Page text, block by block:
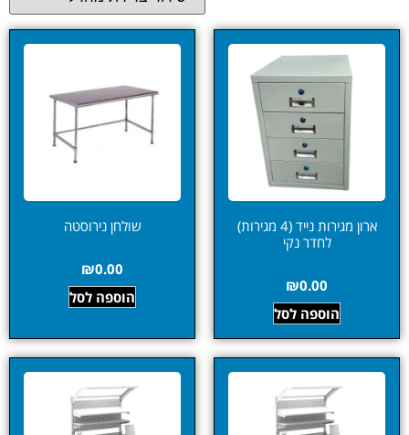
ארון מגירות נייד (4 מגירות)
לחדר נקי
₪0.00
הוספה לסל
שולחן נירוסטה
₪0.00
הוספה לסל